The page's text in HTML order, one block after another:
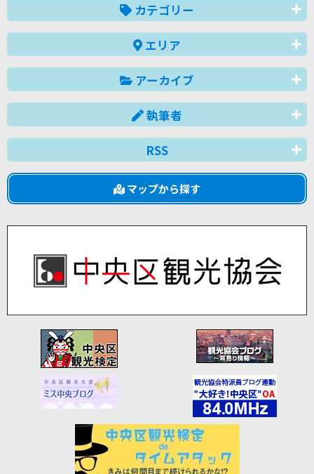
カテゴリー
エリア
アーカイブ
執筆者
RSS
マップから探す